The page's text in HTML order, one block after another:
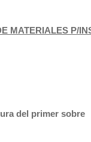
MATERIALES P/
del primer sobre